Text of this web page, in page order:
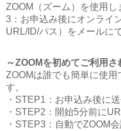
ZOOM（ズーム）を使用し
3：お申込み後にオンライ
URL/ID/パス）をメールに
～ZOOMを初めてご利用さ
ZOOMは誰でも簡単に使
す。
・STEP1：お申込み後に
・STEP2：開始5分前に
・STEP3：自動でZOOM